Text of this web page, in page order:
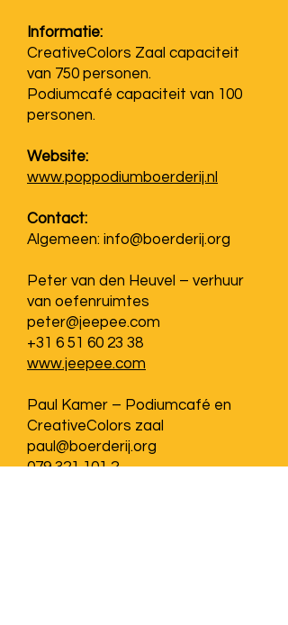
Informatie:
CreativeColors Zaal capaciteit
van 750 personen.
Podiumcafé capaciteit van 100
personen.
Website:
www.poppodiumboerderij.nl
Contact:
Algemeen: info@boerderij.org
Peter van den Heuvel – verhuur
van oefenruimtes
peter@jeepee.com
+31 6 51 60 23 38
www.jeepee.com
Paul Kamer – Podiumcafé en
CreativeColors zaal
paul@boerderij.org
079 321 101 2